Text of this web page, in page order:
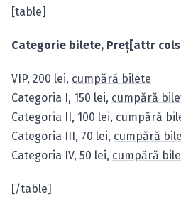
[table]
Categorie bilete, Preţ[attr
VIP, 200 lei, cumpără bilete
Categoria I, 150 lei, cumpără
Categoria II, 100 lei, cumpără
Categoria III, 70 lei, cumpără
Categoria IV, 50 lei, cumpără
[/table]